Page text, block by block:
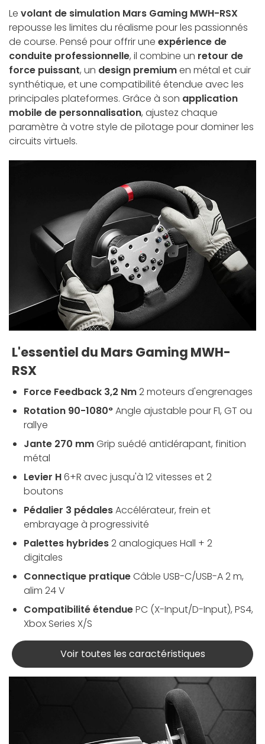
Le volant de simulation Mars Gaming MWH-RSX
repousse les limites du réalisme pour les passionnés
de course. Pensé pour offrir une expérience de
conduite professionnelle, il combine un retour de
force puissant, un design premiumen métal et cuir
synthétique, et une compatibilité étendue avec les
principales plateformes. Grâce à son application
mobile de personnalisation, ajustez chaque
paramètre à votre style de pilotage pour dominer les
circuits virtuels.
L'essentiel du Mars Gaming MWH-
RSX
Force Feedback 3,2 Nm2 moteurs d'engrenages
Rotation 90-1080°Angle ajustable pour F1, GT ou
rallye
Jante 270 mmGrip suédé antidérapant, finition
métal
Levier H6+R avec jusqu'à 12 vitesses et 2
boutons
Pédalier 3 pédalesAccélérateur, frein et
embrayage à progressivité
Palettes hybrides2 analogiques Hall + 2
digitales
Connectique pratiqueCâble USB-C/USB-A 2 m,
alim 24 V
Compatibilité étenduePC (X-Input/D-Input), PS4,
Xbox Series X/S
Voir toutes les caractéristiques